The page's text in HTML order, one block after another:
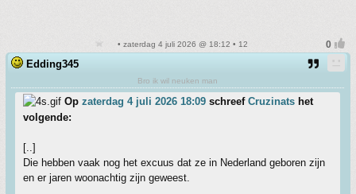
• zaterdag 4 juli 2026 @ 18:12 • 12
Edding345
Bro ik wil neuken man
Op zaterdag 4 juli 2026 18:09 schreef Cruzinats het
volgende:
[..]
Die hebben vaak nog het excuus dat ze in Nederland geboren zijn
en er jaren woonachtig zijn geweest.